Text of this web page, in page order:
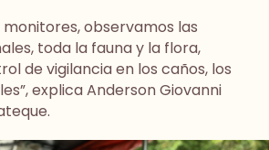
monitores, observamos las
toda la fauna y la flora,
de vigilancia en los caños, los
explica Anderson Giovanni